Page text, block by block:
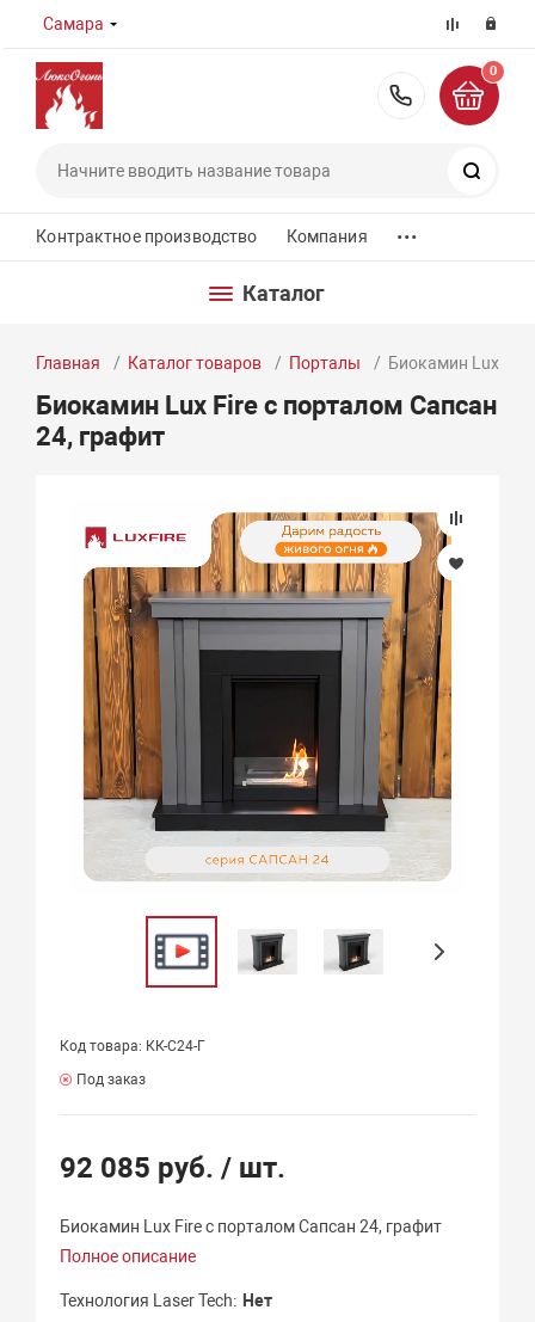
Самара
8 (800)
0
Контрактное производство Компания ...
Каталог
Главная Каталог товаров Порталы Биокамин Lux
Биокамин Lux Fire с порталом Сапсан
24, графит
Код товара: КК-С24-Г
Под заказ
92 085 руб./ шт.
Биокамин Lux Fire с порталом Сапсан 24, графит
Полное описание
Технология Laser Tech Нет